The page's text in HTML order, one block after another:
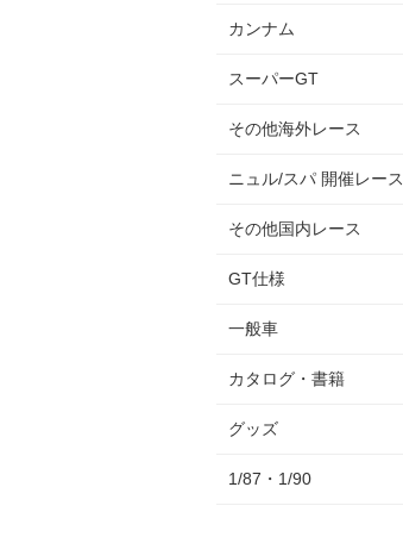
カンナム
スーパーGT
その他海外レース
ニュル/スパ 開催レース
その他国内レース
GT仕様
一般車
カタログ・書籍
グッズ
1/87・1/90